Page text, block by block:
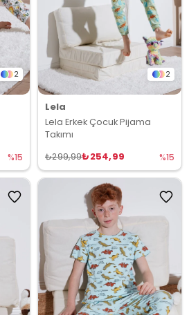
2
%15
2
Lela
Lela Erkek Çocuk Pijama
Takımı
₺254,99
₺299,99 %15